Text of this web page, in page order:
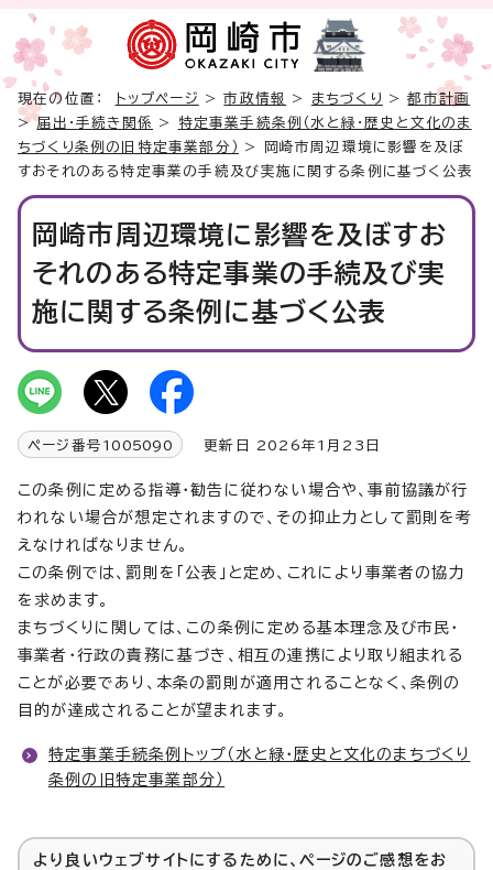
現在の位置： トップページ >市政情報 > まちづくり >都市計画
>届出・手続き関係 >
特定事業手続条例（水と緑・歴史と文化のま
ちづくり条例の旧特定事業部分）
> 岡崎市周辺環境に影響を及ぼ
すおそれのある特定事業の手続及び実施に関する条例に基づく公表
岡崎市周辺環境に影響を及ぼすお
それのある特定事業の手続及び実
施に関する条例に基づく公表
ページ番号 1005090 更新日 2026年1月23日
この条例に定める指導・勧告に従わない場合や、事前協議が行
われない場合が想定されますので、その抑止力として罰則を考
えなければなりません。
この条例では、罰則を「公表」と定め、これにより事業者の協力
を求めます。
まちづくりに関しては、この条例に定める基本理念及び市民・
事業者・行政の責務に基づき、相互の連携により取り組まれる
ことが必要であり、本条の罰則が適用されることなく、条例の
目的が達成されることが望まれます。
特定事業手続条例トップ（水と緑・歴史と文化のまちづくり
条例の旧特定事業部分）
より良いウェブサイトにするために、ページのご感想をお